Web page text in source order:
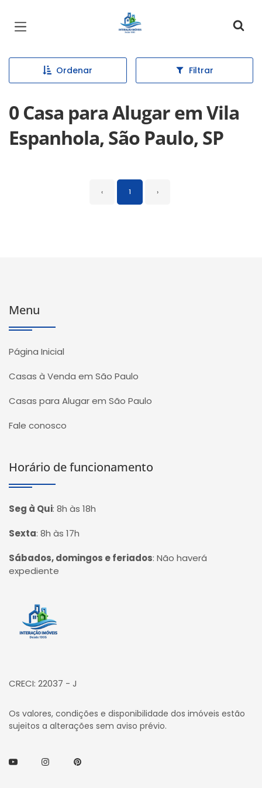
Página inicial
Ordenar Filtrar
0 Casa para Alugar em Vila
Espanhola, São Paulo, SP
‹ 1 ›
Menu
Página Inicial
Casas à Venda em São Paulo
Casas para Alugar em São Paulo
Fale conosco
Horário de funcionamento
Seg à Qui: 8h às 18h
Sexta: 8h às 17h
Sábados, domingos e feriados: Não haverá
expediente
Página inicial
CRECI: 22037 - J
Os valores, condições e disponibilidade dos imóveis estão
sujeitos a alterações sem aviso prévio.
YoutubeInstagramPinterest